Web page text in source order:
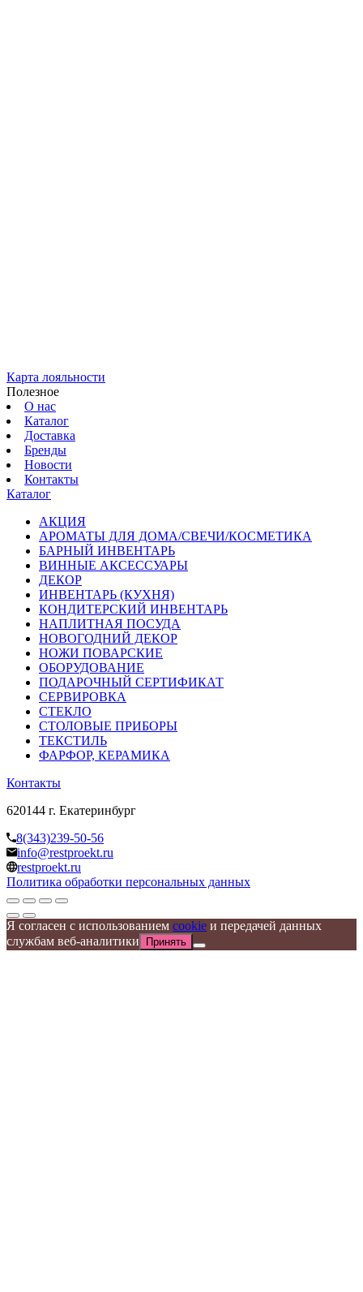
Карта лояльности
Полезное
О нас
Каталог
Доставка
Бренды
Новости
Контакты
Каталог
АКЦИЯ
АРОМАТЫ ДЛЯ ДОМА/СВЕЧИ/КОСМЕТИКА
БАРНЫЙ ИНВЕНТАРЬ
ВИННЫЕ АКСЕССУАРЫ
ДЕКОР
ИНВЕНТАРЬ (КУХНЯ)
КОНДИТЕРСКИЙ ИНВЕНТАРЬ
НАПЛИТНАЯ ПОСУДА
НОВОГОДНИЙ ДЕКОР
НОЖИ ПОВАРСКИЕ
ОБОРУДОВАНИЕ
ПОДАРОЧНЫЙ СЕРТИФИКАТ
СЕРВИРОВКА
СТЕКЛО
СТОЛОВЫЕ ПРИБОРЫ
ТЕКСТИЛЬ
ФАРФОР, КЕРАМИКА
Контакты
620144 г. Екатеринбург
8(343)239-50-56
info@restproekt.ru
restproekt.ru
Политика обработки персональных данных
Я согласен с использованием cookie и передачей данных
службам веб-аналитики
Принять